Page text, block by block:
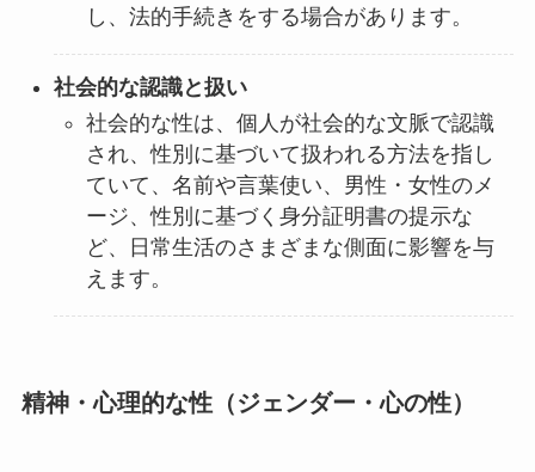
し、法的手続きをする場合があります。
社会的な認識と扱い
社会的な性は、個人が社会的な文脈で認識
され、性別に基づいて扱われる方法を指し
ていて、名前や言葉使い、男性・女性のメ
ージ、性別に基づく身分証明書の提示な
ど、日常生活のさまざまな側面に影響を与
えます。
精神・心理的な性（ジェンダー・心の性）